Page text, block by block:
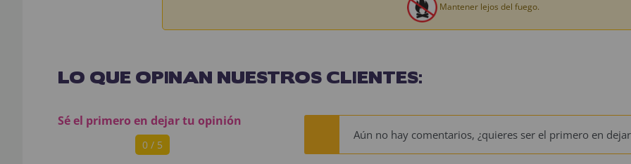
Mantener lejos del fuego.
LO QUE OPINAN NUESTROS CLIENTES:
Sé el primero en dejar tu opinión
0 / 5
Aún no hay comentarios, ¿quieres ser el primero en